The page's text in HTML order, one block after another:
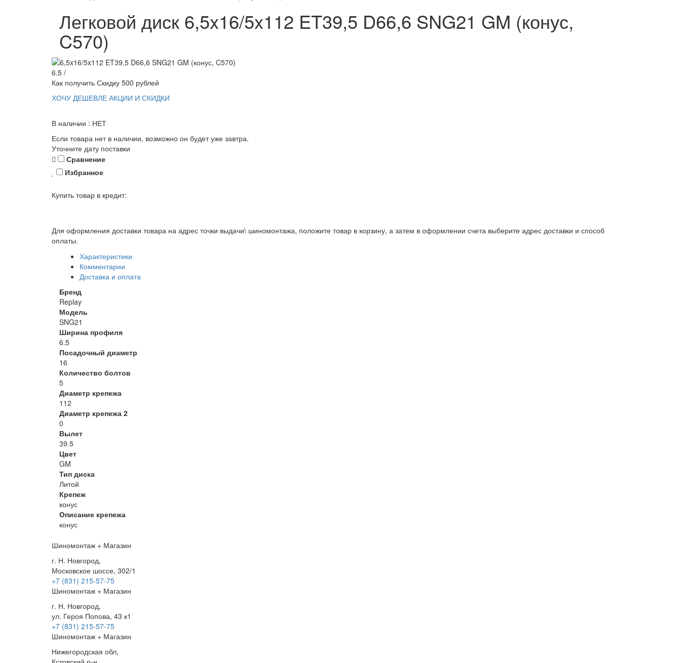
Легковой диск 6,5x16/5x112 ET39,5 D66,6 SNG21 GM (конус,
C570)
6.5 /
Как получить Скидку 500 рублей
ХОЧУ ДЕШЕВЛЕ АКЦИИ И СКИДКИ
В наличии : НЕТ
Если товара нет в наличии, возможно он будет уже завтра.
Уточните дату поставки
Сравнение
Избранное
Купить товар в кредит:
Для оформления доставки товара на адрес точки выдачи\ шиномонтажа, положите товар в корзину, а затем в оформлении счета выберите адрес доставки и способ
оплаты.
Характеристики
Комментарии
Доставка и оплата
Бренд
Replay
Модель
SNG21
Ширина профиля
6.5
Посадочный диаметр
16
Количество болтов
5
Диаметр крепежа
112
Диаметр крепежа 2
0
Вылет
39.5
Цвет
GM
Тип диска
Литой
Крепеж
конус
Описание крепежа
конус
Шиномонтаж + Магазин
г. Н. Новгород,
Московское шоссе, 302/1
+7 (831) 215-57-75
Шиномонтаж + Магазин
г. Н. Новгород,
ул. Героя Попова, 43 к1
+7 (831) 215-57-75
Шиномонтаж + Магазин
Нижегородская обл,